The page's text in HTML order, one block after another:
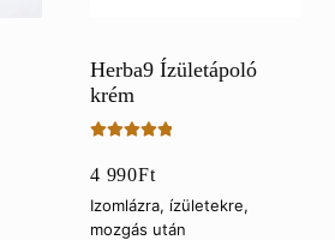
Herba9 Ízületápoló
krém
5.00/ 5
4 990Ft
Izomlázra, ízületekre,
mozgás után